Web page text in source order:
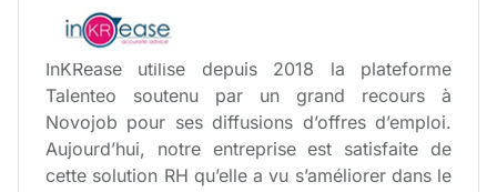
InKRease utilise depuis 2018 la plateforme
Talenteo soutenu par un grand recours à
Novojob pour ses diffusions d’offres d’emploi.
Aujourd’hui, notre entreprise est satisfaite de
cette solution RH qu’elle a vu s’améliorer dans le